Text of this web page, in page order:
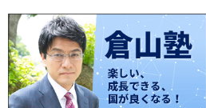
ゲ
ー
シ